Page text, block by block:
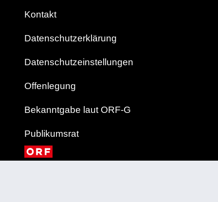
Kontakt
Datenschutzerklärung
Datenschutzeinstellungen
Offenlegung
Bekanntgabe laut ORF-G
Publikumsrat